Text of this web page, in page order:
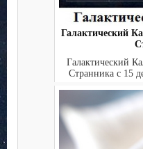
Галактический
Галактический
Странника с 15